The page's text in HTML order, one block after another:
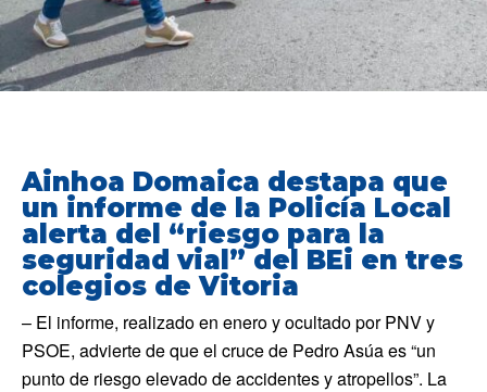
Ainhoa Domaica destapa que
un informe de la Policía Local
alerta del “riesgo para la
seguridad vial” del BEi en tres
colegios de Vitoria
– El informe, realizado en enero y ocultado por PNV y
PSOE, advierte de que el cruce de Pedro Asúa es “un
punto de riesgo elevado de accidentes y atropellos”. La